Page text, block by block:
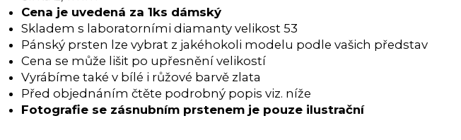
Cena je uvedená za 1ks dámský
Skladem s laboratorními diamanty velikost 53
Pánský prsten lze vybrat z jakéhokoli modelu podle vašich představ
Cena se může lišit po upřesnění velikostí
Vyrábíme také v bílé i růžové barvě zlata
Před objednáním čtěte podrobný popis viz. níže
Fotografie se zásnubním prstenem je pouze ilustrační